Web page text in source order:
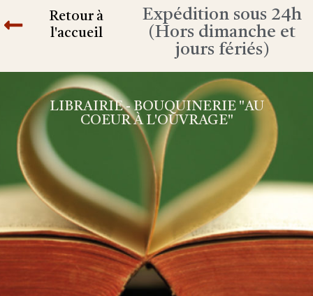
Retour à
l'accueil
Expédition sous 24h
(Hors dimanche et
jours fériés)
LIBRAIRIE - BOUQUINERIE "AU
COEUR À L'OUVRAGE"